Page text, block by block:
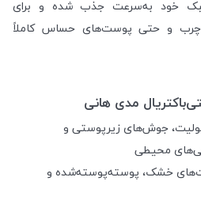
خود به‌سرعت جذب شده و برای
و حتی پوست‌های حساس کاملاً
مدی هانی
جوش‌های زیرپوستی و
محیطی
خشک، پوسته‌پوسته‌شده و